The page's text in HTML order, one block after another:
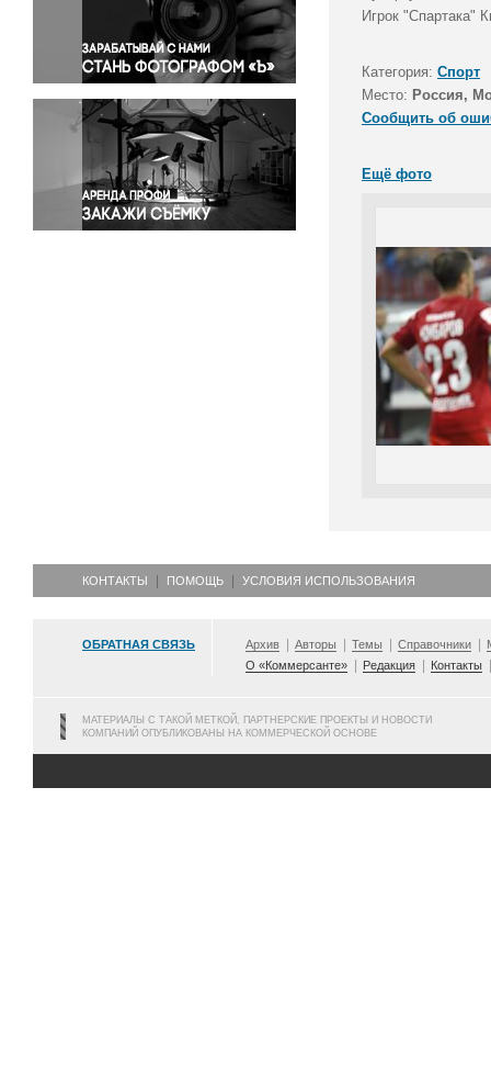
Правосудие
Происшествия и конфликты
Религия
Светская жизнь
Спорт
Экология
Экономика и бизнес
Игрок "Спартака"
Категория: Спорт
Место: Россия,
Сообщить об
Ещё фото
КОНТАКТЫ ПОМОЩЬ УСЛОВИЯ ИСПОЛЬЗОВАНИЯ
ОБРАТНАЯ СВЯЗЬ Архив Авторы Темы Справочники
О «Коммерсанте»
Редакция Контакты
МАТЕРИАЛЫ С ТАКОЙ МЕТКОЙ, ПАРТНЕРСКИЕ ПРОЕКТЫ И НОВОСТИ
КОМПАНИЙ ОПУБЛИКОВАНЫ НА КОММЕРЧЕСКОЙ ОСНОВЕ